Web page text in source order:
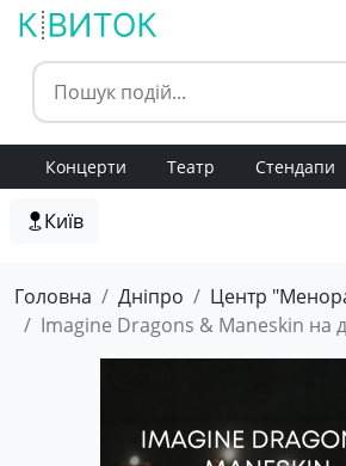
Концерти Театр Стендапи
Київ
Головна Дніпро
Центр
Imagine Dragons & Maneskin на